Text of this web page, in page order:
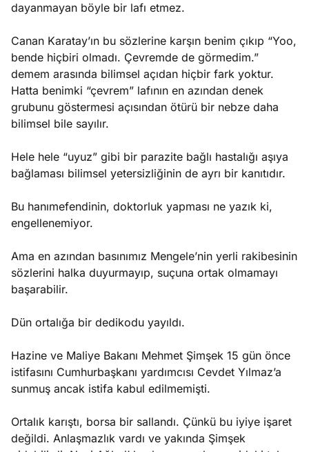
dayanmayan böyle bir lafı etmez.
Canan Karatay’ın bu sözlerine karşın benim çıkıp “Yoo,
bende hiçbiri olmadı. Çevremde de görmedim.”
demem arasında bilimsel açıdan hiçbir fark yoktur.
Hatta benimki “çevrem” lafının en azından denek
grubunu göstermesi açısından ötürü bir nebze daha
bilimsel bile sayılır.
Hele hele “uyuz” gibi bir parazite bağlı hastalığı aşıya
bağlaması bilimsel yetersizliğinin de ayrı bir kanıtıdır.
Bu hanımefendinin, doktorluk yapması ne yazık ki,
engellenemiyor.
Ama en azından basınımız Mengele’nin yerli rakibesinin
sözlerini halka duyurmayıp, suçuna ortak olmamayı
başarabilir.
Dün ortalığa bir dedikodu yayıldı.
Hazine ve Maliye Bakanı Mehmet Şimşek 15 gün önce
istifasını Cumhurbaşkanı yardımcısı Cevdet Yılmaz’a
sunmuş ancak istifa kabul edilmemişti.
Ortalık karıştı, borsa bir sallandı. Çünkü bu iyiye işaret
değildi. Anlaşmazlık vardı ve yakında Şimşek